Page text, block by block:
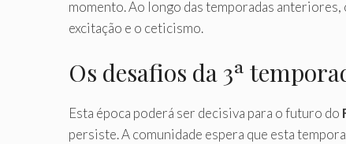
momento. Ao longo das temporadas anteriores,
excitação e o ceticismo.
Os desafios da 3ª
Esta época poderá ser decisiva para o futuro do
persiste. A comunidade espera que esta